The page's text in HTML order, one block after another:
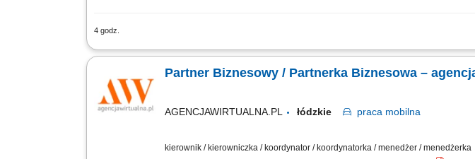
4 godz.
Zakres działania: rozwijanie własnej działalności w branży marketingu
Partner Biznesowy / Partnerka Biznesowa –
AGENCJAWIRTUALNA.PL łódzkie praca mobilna
kierownik / kierowniczka / koordynator / koordynatorka / menedżer / menedżerka